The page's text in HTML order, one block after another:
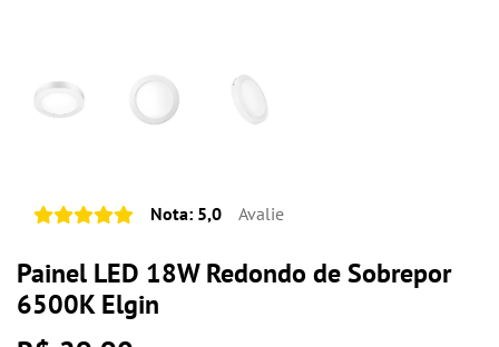
Nota: 5,0 Avalie
Painel LED 18W Redondo de Sobrepor
6500K Elgin